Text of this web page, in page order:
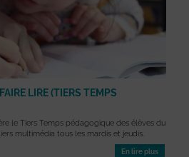
LIRE (TIERS TEMPS
le Tiers Temps pédagogique des élèves du
multimédia tous les mardis et jeudis.
En lire plus